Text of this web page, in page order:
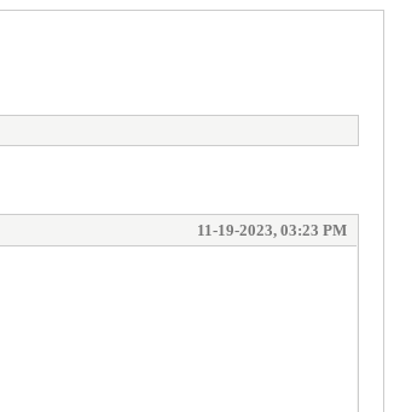
11-19-2023, 03:23 PM